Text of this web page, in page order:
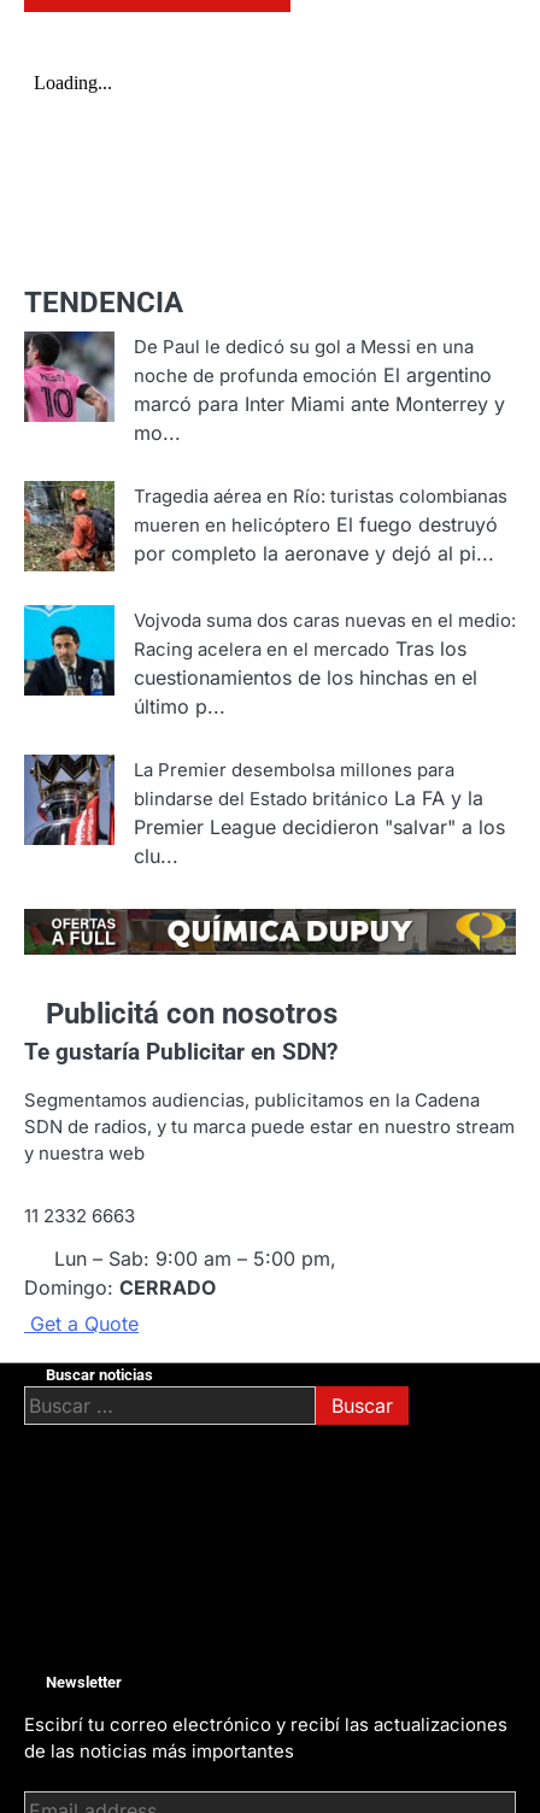
TENDENCIA
De Paul le dedicó su gol a Messi en una
noche de profunda emoción El argentino
marcó para Inter Miami ante Monterrey y
mo...
Tragedia aérea en Río: turistas colombianas
mueren en helicóptero El fuego destruyó
por completo la aeronave y dejó al pi...
Vojvoda suma dos caras nuevas en el medio:
Racing acelera en el mercado Tras los
cuestionamientos de los hinchas en el
último p...
La Premier desembolsa millones para
blindarse del Estado británico La FA y la
Premier League decidieron "salvar" a los
clu...
Publicitá con nosotros
Te gustaría Publicitar en SDN?
Segmentamos audiencias, publicitamos en la Cadena
SDN de radios, y tu marca puede estar en nuestro stream
y nuestra web
11 2332 6663
Lun – Sab: 9:00 am – 5:00 pm,
Domingo: CERRADO
Get a Quote
Buscar noticias
Buscar:
Newsletter
Escibrí tu correo electrónico y recibí las actualizaciones
de las noticias más importantes